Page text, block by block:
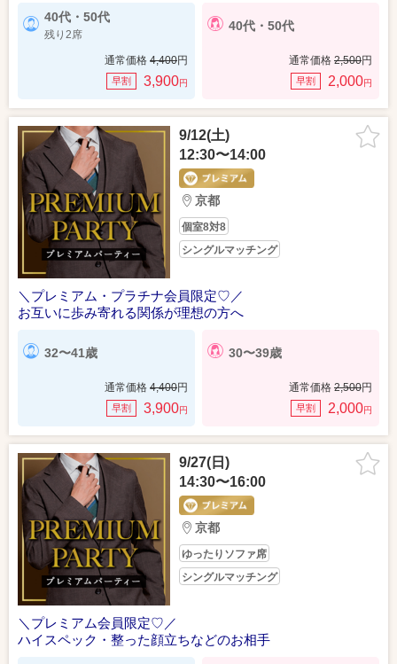
40代・50代
残り2席
通常価格 4,400円
早割 3,900円
40代・50代
通常価格 2,500円
早割 2,000円
9/12(土)
12:30〜14:00
京都
個室8対8
シングルマッチング
＼プレミアム・プラチナ会員限定♡／
お互いに歩み寄れる関係が理想の方へ
32〜41歳
通常価格 4,400円
早割 3,900円
30〜39歳
通常価格 2,500円
早割 2,000円
9/27(日)
14:30〜16:00
京都
ゆったりソファ席
シングルマッチング
＼プレミアム会員限定♡／
ハイスペック・整った顔立ちなどのお相手